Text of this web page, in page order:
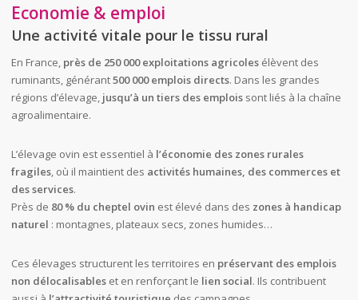
Economie & emploi
Une activité vitale pour le tissu rural
En France, près de 250 000 exploitations agricolesélèvent des
ruminants, générant500 000 emplois directs. Dans les grandes
régions d’élevage, jusqu’à un tiers des emploissont liés à la chaîne
agroalimentaire.
L’élevage ovin est essentiel à l’économie des zones rurales
fragiles, où il maintient des activités humaines, des commerces et
des services.
Près de 80 % du cheptel ovin est élevé dans des zones à handicap
naturel : montagnes, plateaux secs, zones humides…
Ces élevages structurent les territoires en préservant des emplois
non délocalisableset en renforçant le lien social. Ils contribuent